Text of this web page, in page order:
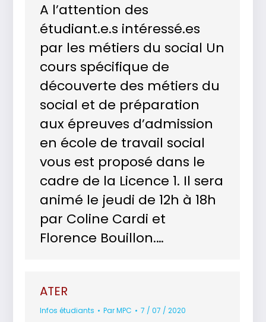
A l’attention des
étudiant.e.s intéressé.es
par les métiers du social Un
cours spécifique de
découverte des métiers du
social et de préparation
aux épreuves d’admission
en école de travail social
vous est proposé dans le
cadre de la Licence 1. Il sera
animé le jeudi de 12h à 18h
par Coline Cardi et
Florence Bouillon.…
ATER
Infos étudiants ParMPC 7 / 07 / 2020